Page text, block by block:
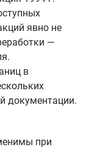
явно не
—
в
документации.
при